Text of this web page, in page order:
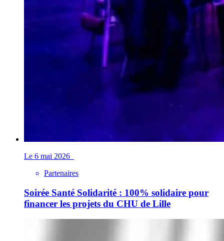
Le 6 mai 2026
Partenaires
Soirée Santé Solidarité : 100% solidaire pour
financer les projets du CHU de Lille